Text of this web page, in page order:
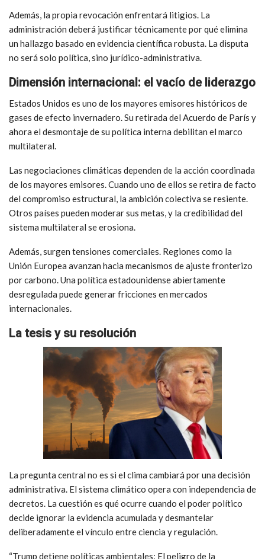
Además, la propia revocación enfrentará litigios. La
administración deberá justificar técnicamente por qué elimina
un hallazgo basado en evidencia científica robusta. La disputa
no será solo política, sino jurídico-administrativa.
Dimensión internacional: el vacío de liderazgo
Estados Unidos es uno de los mayores emisores históricos de
gases de efecto invernadero. Su retirada del Acuerdo de París y
ahora el desmontaje de su política interna debilitan el marco
multilateral.
Las negociaciones climáticas dependen de la acción coordinada
de los mayores emisores. Cuando uno de ellos se retira de facto
del compromiso estructural, la ambición colectiva se resiente.
Otros países pueden moderar sus metas, y la credibilidad del
sistema multilateral se erosiona.
Además, surgen tensiones comerciales. Regiones como la
Unión Europea avanzan hacia mecanismos de ajuste fronterizo
por carbono. Una política estadounidense abiertamente
desregulada puede generar fricciones en mercados
internacionales.
La tesis y su resolución
La pregunta central no es si el clima cambiará por una decisión
administrativa. El sistema climático opera con independencia de
decretos. La cuestión es qué ocurre cuando el poder político
decide ignorar la evidencia acumulada y desmantelar
deliberadamente el vínculo entre ciencia y regulación.
“Trump detiene políticas ambientales: El peligro de la